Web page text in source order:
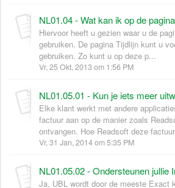
NL01.04 - Wat kan ik op de
Hiervoor heeft u gezien waar u de
gebruiken. De pagina Tijdlijn kunt u
gebruiken. Zo kunt u op deze p...
Vr, 25 Okt, 2013 om 1:56 PM
Elke klant werkt met andere
factuur aan op de manier zoals
ontvangen. Hoe Readsoft deze
Vr, 31 Jan, 2014 om 5:35 PM
Ja, UBL wordt door de meeste Exact